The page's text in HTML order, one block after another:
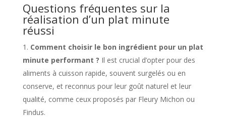
Questions fréquentes sur la
réalisation d’un plat minute
réussi
Comment choisir le bon ingrédient pour un plat
minute performant ? Il est crucial d’opter pour des
aliments à cuisson rapide, souvent surgelés ou en
conserve, et reconnus pour leur goût naturel et leur
qualité, comme ceux proposés par Fleury Michon ou
Findus.